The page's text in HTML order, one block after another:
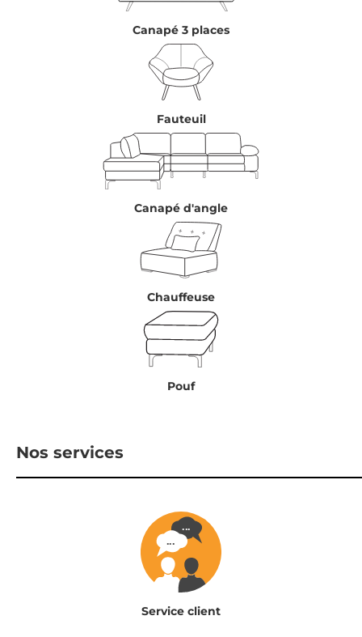
Canapé 3 places
Fauteuil
Canapé d'angle
Chauffeuse
Pouf
Nos services
Service client